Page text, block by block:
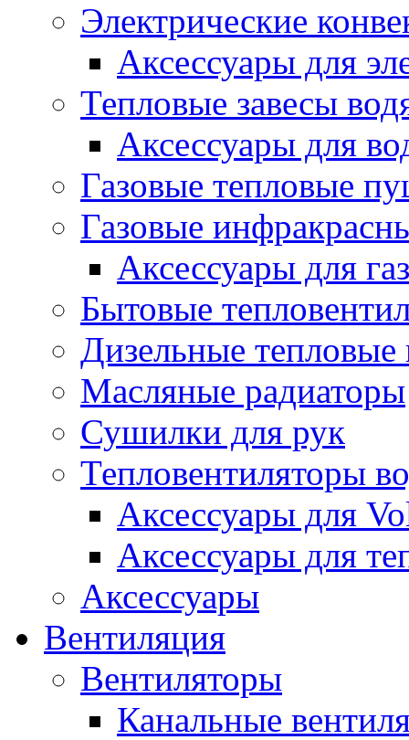
Электрические
Аксессуары для
Тепловые завесы
Аксессуары для
Газовые тепловые
Газовые
Аксессуары для
Бытовые
Дизельные
Масляные радиаторы
Сушилки для рук
Тепловентиляторы
Аксессуары для
Аксессуары для
Аксессуары
Вентиляция
Вентиляторы
Канальные